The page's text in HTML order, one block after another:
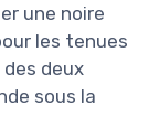
une noire
les tenues
deux
sous la